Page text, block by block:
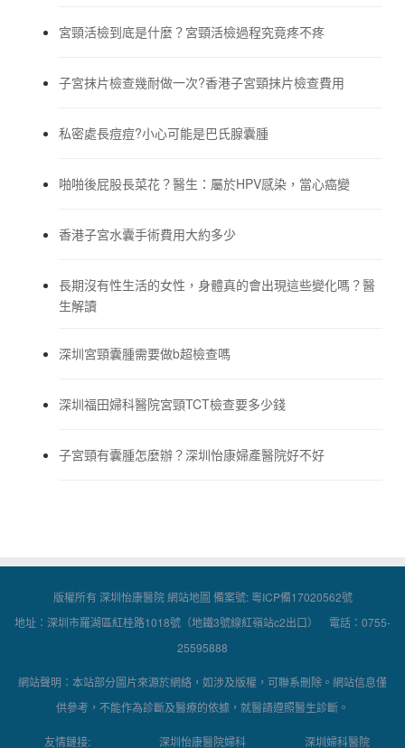
宮頸活檢到底是什麼？宮頸活檢過程究竟疼不疼
子宮抹片檢查幾耐做一次?香港子宮頸抹片檢查費用
私密處長痘痘?小心可能是巴氏腺囊腫
啪啪後屁股長菜花？醫生：屬於HPV感染，當心癌變
香港子宮水囊手術費用大約多少
長期沒有性生活的女性，身體真的會出現這些變化嗎？醫
生解讀
深圳宮頸囊腫需要做b超檢查嗎
深圳福田婦科醫院宮頸TCT檢查要多少錢
子宮頸有囊腫怎麼辦？深圳怡康婦產醫院好不好
版權所有 深圳怡康醫院網站地圖 備案號:粵ICP備17020562號
地址：深圳市羅湖區紅桂路1018號（地鐵3號線紅嶺站c2出口） 電話：0755-
25595888
網站聲明：本站部分圖片來源於網絡，如涉及版權，可聯系刪除。網站信息僅
供參考，不能作為診斷及醫療的依據，就醫請遵照醫生診斷。
友情鏈接: 深圳怡康醫院婦科 深圳婦科醫院